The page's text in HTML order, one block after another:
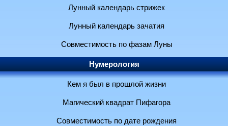
Лунный календарь стрижек
Лунный календарь зачатия
Совместимость по фазам Луны
Нумерология
Кем я был в прошлой жизни
Магический квадрат Пифагора
Совместимость по дате рождения